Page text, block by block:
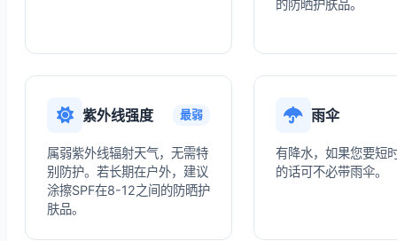
的防晒护肤品。
紫外线强度 最弱
属弱紫外线辐射天气，无需特
别防护。若长期在户外，建议
涂擦SPF在8-12之间的防晒护
肤品。
雨伞
有降水，如果您要短
的话可不必带雨伞。